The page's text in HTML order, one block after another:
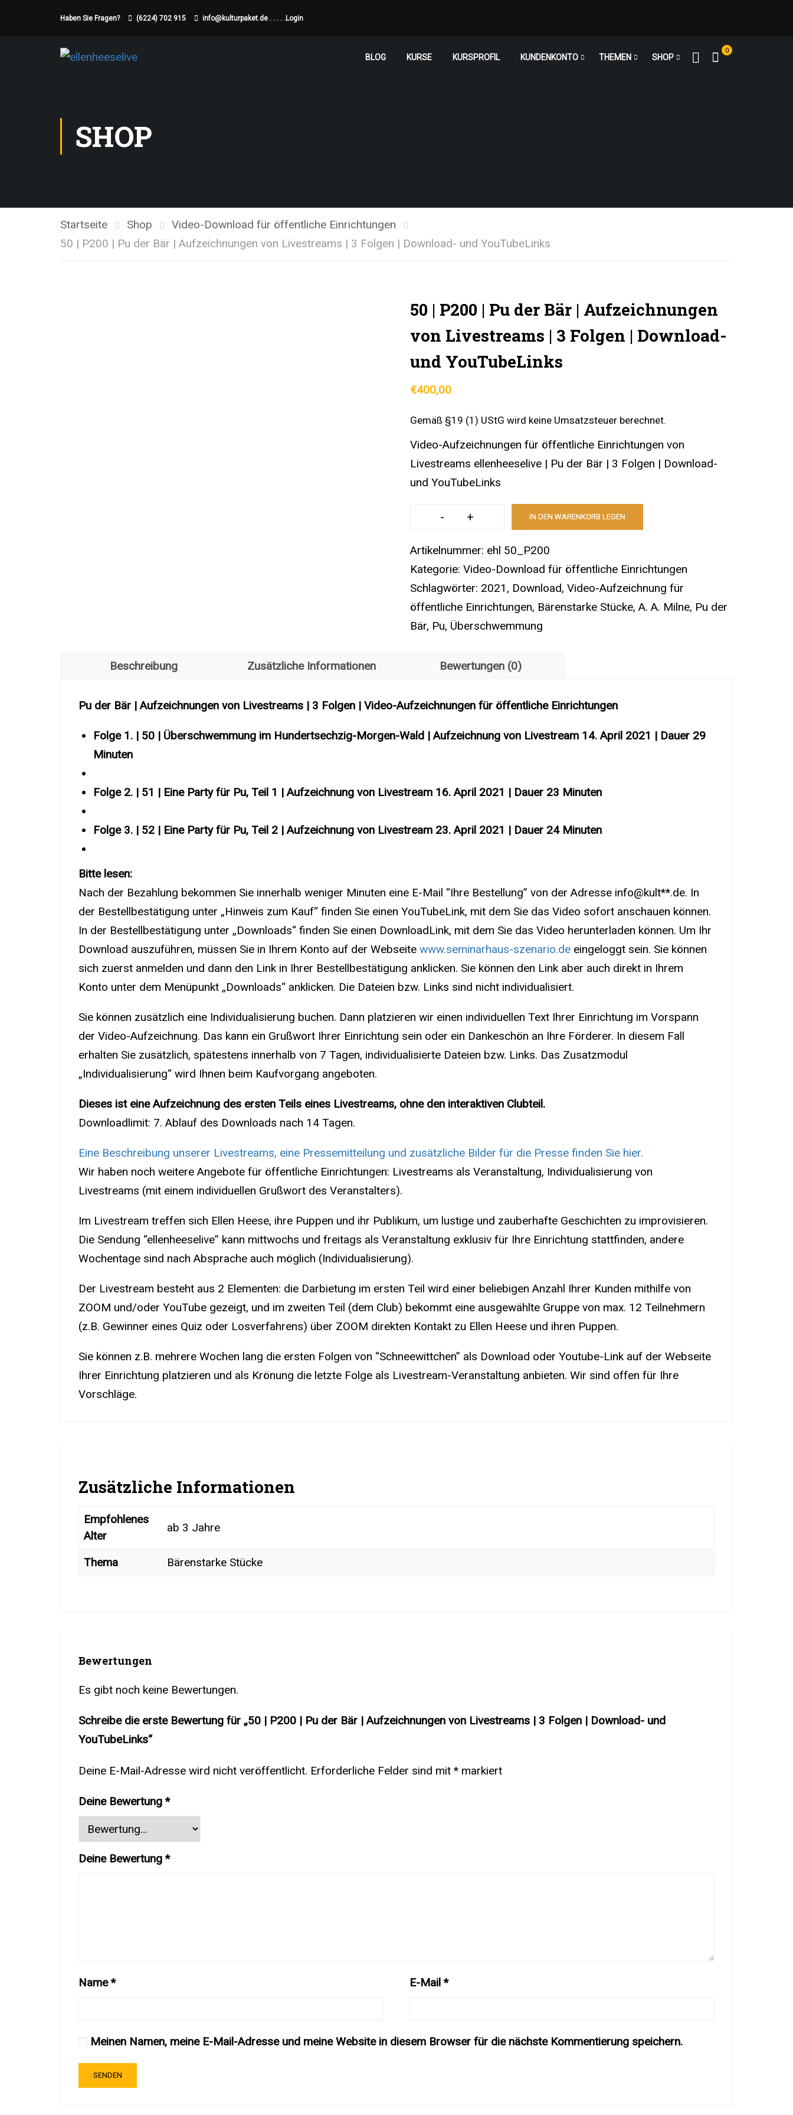
Haben Sie Fragen? (6224) 702 915 info@kulturpaket.de . . . . .Login
BLOG KURSE KURSPROFIL KUNDENKONTO THEMEN SHOP
0
SHOP
Startseite Shop
Video-Download für öffentliche Einrichtungen
50 | P200 | Pu der Bär | Aufzeichnungen von Livestreams | 3 Folgen | Download- und YouTubeLinks
50 | P200 | Pu der Bär | Aufzeichnungen
von Livestreams | 3 Folgen | Download-
und YouTubeLinks
€400,00
Gemäß §19 (1) UStG wird keine Umsatzsteuer berechnet.
Video-Aufzeichnungen für öffentliche Einrichtungen von
Livestreams ellenheeselive | Pu der Bär | 3 Folgen | Download-
und YouTubeLinks
-
P200
|
Pu
der
Aufzeichnungen
Livestreams
|
|
und
+ IN DEN WARENKORB LEGEN
Artikelnummer: ehl 50_P200
Kategorie: Video-Download für öffentliche Einrichtungen
Schlagwörter: 2021 , Download, Video-Aufzeichnung für
öffentliche Einrichtungen, Bärenstarke Stücke, A. A. Milne, Pu der
Bär, Pu, Überschwemmung
Beschreibung Zusätzliche Informationen Bewertungen (0)
Pu der Bär | Aufzeichnungen von Livestreams | 3 Folgen | Video-Aufzeichnungen für öffentliche Einrichtungen
Folge 1. | 50 | Überschwemmung im Hundertsechzig-Morgen-Wald | Aufzeichnung von Livestream 14. April 2021 | Dauer 29
Minuten
Folge 2. | 51 | Eine Party für Pu, Teil 1 | Aufzeichnung von Livestream 16. April 2021 | Dauer 23 Minuten
Folge 3. | 52 | Eine Party für Pu, Teil 2 | Aufzeichnung von Livestream 23. April 2021 | Dauer 24 Minuten
Bitte lesen:
Nach der Bezahlung bekommen Sie innerhalb weniger Minuten eine E-Mail “Ihre Bestellung” von der Adresse info@kult**.de. In
der Bestellbestätigung unter „Hinweis zum Kauf“ finden Sie einen YouTubeLink, mit dem Sie das Video sofort anschauen können.
In der Bestellbestätigung unter „Downloads“ finden Sie einen DownloadLink, mit dem Sie das Video herunterladen können. Um Ihr
Download auszuführen, müssen Sie in Ihrem Konto auf der Webseite www.seminarhaus-szenario.de eingeloggt sein. Sie können
sich zuerst anmelden und dann den Link in Ihrer Bestellbestätigung anklicken. Sie können den Link aber auch direkt in Ihrem
Konto unter dem Menüpunkt „Downloads“ anklicken. Die Dateien bzw. Links sind nicht individualisiert.
Sie können zusätzlich eine Individualisierung buchen. Dann platzieren wir einen individuellen Text Ihrer Einrichtung im Vorspann
der Video-Aufzeichnung. Das kann ein Grußwort Ihrer Einrichtung sein oder ein Dankeschön an Ihre Förderer. In diesem Fall
erhalten Sie zusätzlich, spätestens innerhalb von 7 Tagen, individualisierte Dateien bzw. Links. Das Zusatzmodul
„Individualisierung“ wird Ihnen beim Kaufvorgang angeboten.
Dieses ist eine Aufzeichnung des ersten Teils eines Livestreams, ohne den interaktiven Clubteil.
Downloadlimit: 7. Ablauf des Downloads nach 14 Tagen.
Eine Beschreibung unserer Livestreams, eine Pressemitteilung und zusätzliche Bilder für die Presse finden Sie hier.
Wir haben noch weitere Angebote für öffentliche Einrichtungen: Livestreams als Veranstaltung, Individualisierung von
Livestreams (mit einem individuellen Grußwort des Veranstalters).
Im Livestream treffen sich Ellen Heese, ihre Puppen und ihr Publikum, um lustige und zauberhafte Geschichten zu improvisieren.
Die Sendung “ellenheeselive” kann mittwochs und freitags als Veranstaltung exklusiv für Ihre Einrichtung stattfinden, andere
Wochentage sind nach Absprache auch möglich (Individualisierung).
Der Livestream besteht aus 2 Elementen: die Darbietung im ersten Teil wird einer beliebigen Anzahl Ihrer Kunden mithilfe von
ZOOM und/oder YouTube gezeigt, und im zweiten Teil (dem Club) bekommt eine ausgewählte Gruppe von max. 12 Teilnehmern
(z.B. Gewinner eines Quiz oder Losverfahrens) über ZOOM direkten Kontakt zu Ellen Heese und ihren Puppen.
Sie können z.B. mehrere Wochen lang die ersten Folgen von “Schneewittchen” als Download oder Youtube-Link auf der Webseite
Ihrer Einrichtung platzieren und als Krönung die letzte Folge als Livestream-Veranstaltung anbieten. Wir sind offen für Ihre
Vorschläge.
Zusätzliche Informationen
Empfohlenes
Alter
ab 3 Jahre
Thema Bärenstarke Stücke
Bewertungen
Es gibt noch keine Bewertungen.
Schreibe die erste Bewertung für „50 | P200 | Pu der Bär | Aufzeichnungen von Livestreams | 3 Folgen | Download- und
YouTubeLinks“
Deine E-Mail-Adresse wird nicht veröffentlicht. Erforderliche Felder sind mit * markiert
Deine Bewertung*
Deine Bewertung*
Name* E-Mail*
Meinen Namen, meine E-Mail-Adresse und meine Website in diesem Browser für die nächste Kommentierung speichern.